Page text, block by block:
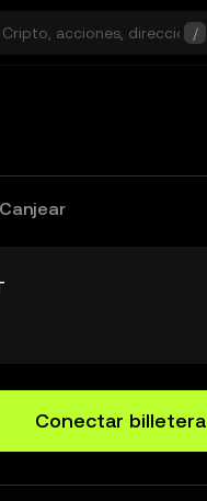
/
Canjear
Conectar billetera